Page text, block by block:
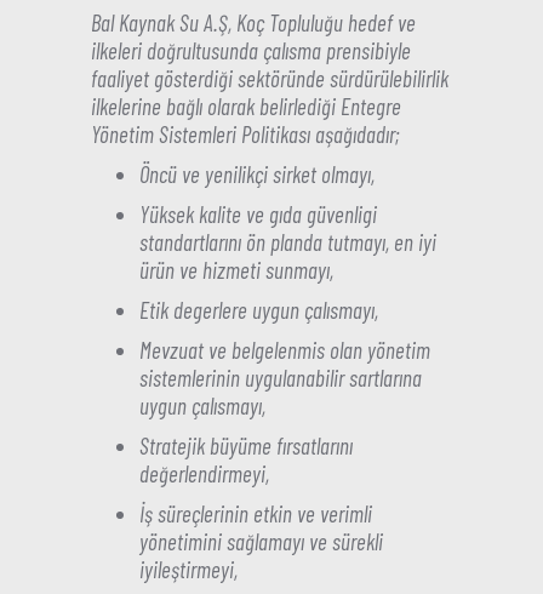
Bal Kaynak Su A.Ş, Koç Topluluğu hedef ve
ilkeleri doğrultusunda çalısma prensibiyle
faaliyet gösterdiği sektöründe sürdürülebilirlik
ilkelerine bağlı olarak belirlediği Entegre
Yönetim Sistemleri Politikası aşağıdadır;
Öncü ve yenilikçi sirket olmayı,
Yüksek kalite ve gıda güvenligi
standartlarını ön planda tutmayı, en iyi
ürün ve hizmeti sunmayı,
Etik degerlere uygun çalısmayı,
Mevzuat ve belgelenmis olan yönetim
sistemlerinin uygulanabilir sartlarına
uygun çalısmayı,
Stratejik büyüme fırsatlarını
değerlendirmeyi,
İş süreçlerinin etkin ve verimli
yönetimini sağlamayı ve sürekli
iyileştirmeyi,